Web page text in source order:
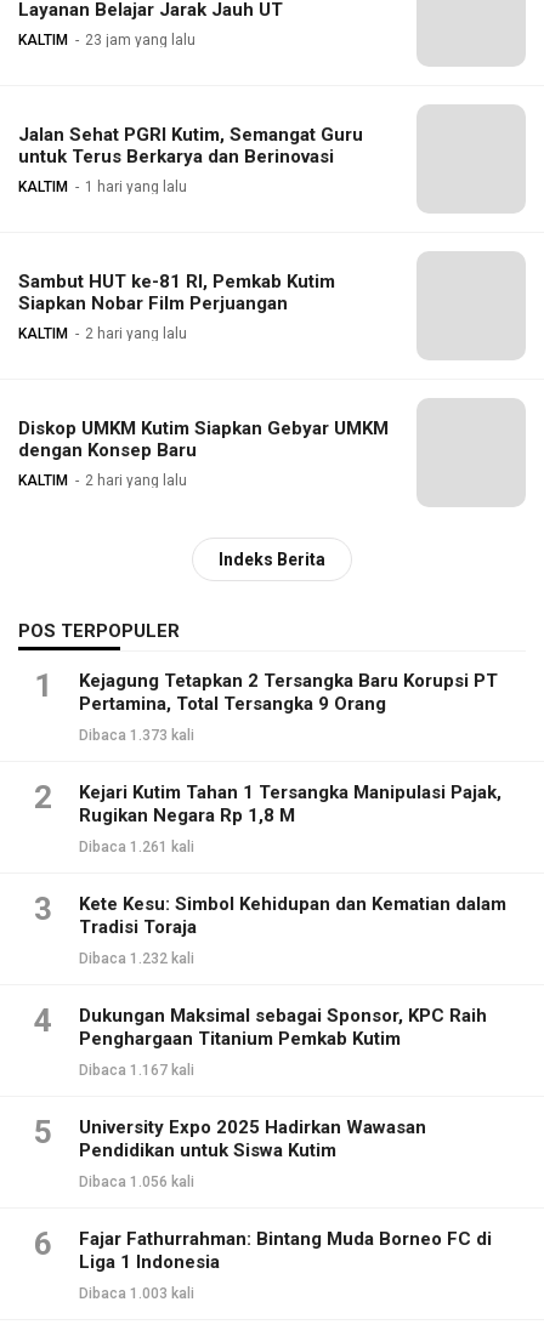
Layanan Belajar Jarak Jauh UT
KALTIM 23 jam yang lalu
Jalan Sehat PGRI Kutim, Semangat Guru
untuk Terus Berkarya dan Berinovasi
KALTIM 1 hari yang lalu
Sambut HUT ke-81 RI, Pemkab Kutim
Siapkan Nobar Film Perjuangan
KALTIM 2 hari yang lalu
Diskop UMKM Kutim Siapkan Gebyar UMKM
dengan Konsep Baru
KALTIM 2 hari yang lalu
Indeks Berita
POS TERPOPULER
1
Kejagung Tetapkan 2 Tersangka Baru Korupsi PT
Pertamina, Total Tersangka 9 Orang
Dibaca 1.373 kali
2
Kejari Kutim Tahan 1 Tersangka Manipulasi Pajak,
Rugikan Negara Rp 1,8 M
Dibaca 1.261 kali
3
Kete Kesu: Simbol Kehidupan dan Kematian dalam
Tradisi Toraja
Dibaca 1.232 kali
4
Dukungan Maksimal sebagai Sponsor, KPC Raih
Penghargaan Titanium Pemkab Kutim
Dibaca 1.167 kali
5
University Expo 2025 Hadirkan Wawasan
Pendidikan untuk Siswa Kutim
Dibaca 1.056 kali
6
Fajar Fathurrahman: Bintang Muda Borneo FC di
Liga 1 Indonesia
Dibaca 1.003 kali